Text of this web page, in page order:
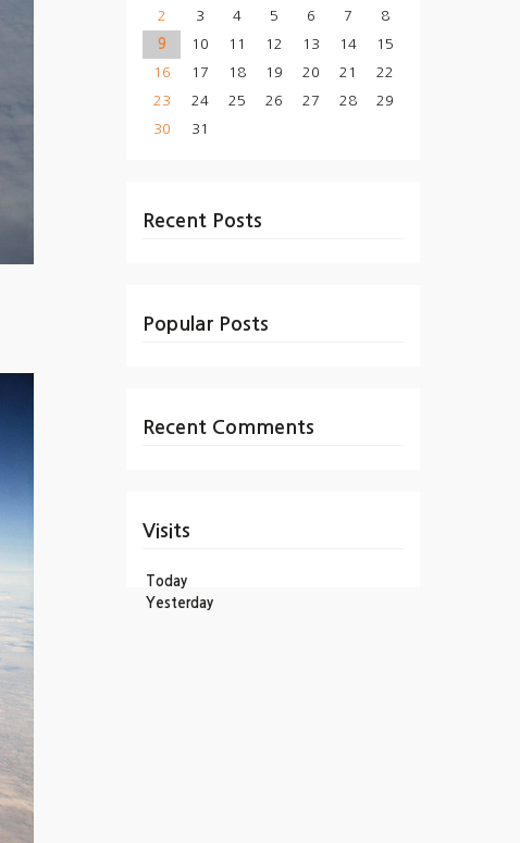
2
3 4 5 6 7
8
9
10 11 12 13 14
15
16
17 18 19 20 21
22
23
24 25 26 27 28
29
30
31
Recent Posts
Popular Posts
Recent Comments
Visits
Today
Yesterday